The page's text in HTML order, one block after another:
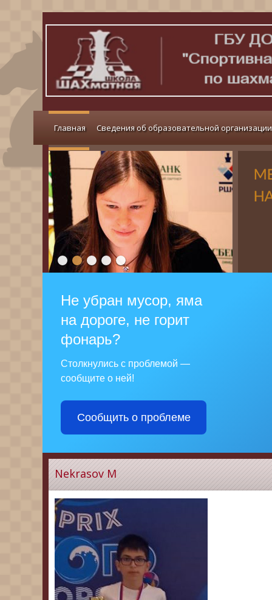
Главная Сведения об образовательной организации
Не убран мусор, яма
на дороге, не горит
фонарь?
Столкнулись с проблемой —
сообщите о ней!
Сообщить о проблеме
Nekrasov M